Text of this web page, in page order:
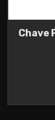
Chave